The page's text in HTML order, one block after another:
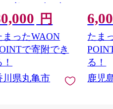
ャインマスカット
みかん いちご ピオ
ぶどう 詰め合わ
詰合せ 果物類 旬の
ルーツ 季節の果物
ドウ せとか お楽し
円
まったWAON
で寄附でき
川県丸亀市
たま
る！
鹿児